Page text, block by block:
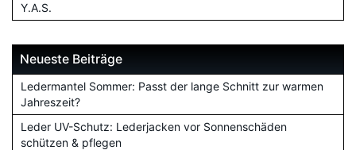
Y.A.S.
Neueste Beiträge
Ledermantel Sommer: Passt der lange Schnitt zur warmen
Jahreszeit?
Leder UV-Schutz: Lederjacken vor Sonnenschäden
schützen & pflegen